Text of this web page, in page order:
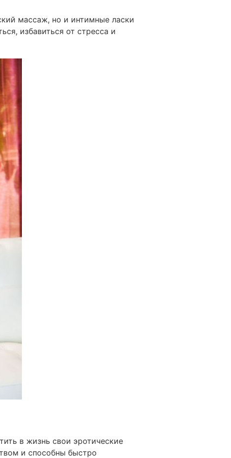
массаж, но и интимные ласки
избавиться от стресса и
в жизнь свои эротические
и способны быстро